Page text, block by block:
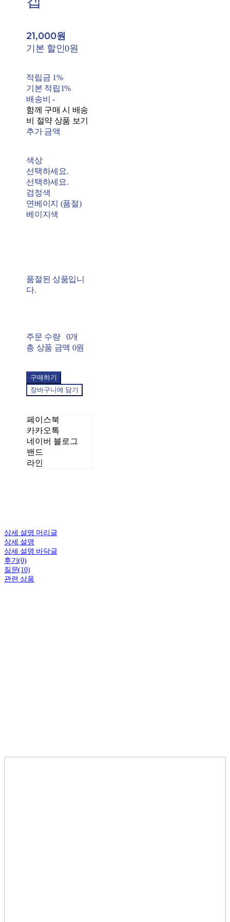
21,000원
기본 할인0원
적립금 1%
기본 적립1%
배송비 -
함께 구매 시 배송
비 절약 상품 보기
추가 금액
색상
선택하세요.
선택하세요.
검정색
연베이지 (품절)
베이지색
품절된 상품입니
다.
주문 수량
0개
총 상품 금액 0원
구매하기
장바구니에 담기
페이스북
카카오톡
네이버 블로그
밴드
라인
상세 설명 머리글
상세 설명
상세 설명 바닥글
후기(0)
질문(10)
관련 상품